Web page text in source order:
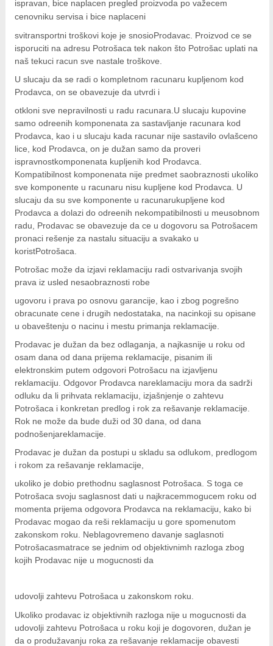
ispravan, bice naplacen pregled proizvoda po važecem
cenovniku servisa i bice naplaceni
svitransportni troškovi koje je snosioProdavac. Proizvod ce se
isporuciti na adresu Potrošaca tek nakon što Potrošac uplati na
naš tekuci racun sve nastale troškove.
U slucaju da se radi o kompletnom racunaru kupljenom kod
Prodavca, on se obavezuje da utvrdi i
otkloni sve nepravilnosti u radu racunara.U slucaju kupovine
samo odreenih komponenata za sastavljanje racunara kod
Prodavca, kao i u slucaju kada racunar nije sastavilo ovlašceno
lice, kod Prodavca, on je dužan samo da proveri
ispravnostkomponenata kupljenih kod Prodavca.
Kompatibilnost komponenata nije predmet saobraznosti ukoliko
sve komponente u racunaru nisu kupljene kod Prodavca. U
slucaju da su sve komponente u racunarukupljene kod
Prodavca a dolazi do odreenih nekompatibilnosti u meusobnom
radu, Prodavac se obavezuje da ce u dogovoru sa Potrošacem
pronaci rešenje za nastalu situaciju a svakako u
koristPotrošaca.
Potrošac može da izjavi reklamaciju radi ostvarivanja svojih
prava iz usled nesaobraznosti robe
ugovoru i prava po osnovu garancije, kao i zbog pogrešno
obracunate cene i drugih nedostataka, na nacinkoji su opisane
u obaveštenju o nacinu i mestu primanja reklamacije.
Prodavac je dužan da bez odlaganja, a najkasnije u roku od
osam dana od dana prijema reklamacije, pisanim ili
elektronskim putem odgovori Potrošacu na izjavljenu
reklamaciju. Odgovor Prodavca nareklamaciju mora da sadrži
odluku da li prihvata reklamaciju, izjašnjenje o zahtevu
Potrošaca i konkretan predlog i rok za rešavanje reklamacije.
Rok ne može da bude duži od 30 dana, od dana
podnošenjareklamacije.
Prodavac je dužan da postupi u skladu sa odlukom, predlogom
i rokom za rešavanje reklamacije,
ukoliko je dobio prethodnu saglasnost Potrošaca. S toga ce
Potrošaca svoju saglasnost dati u najkracemmogucem roku od
momenta prijema odgovora Prodavca na reklamaciju, kako bi
Prodavac mogao da reši reklamaciju u gore spomenutom
zakonskom roku. Neblagovremeno davanje saglasnoti
Potrošacasmatrace se jednim od objektivnimh razloga zbog
kojih Prodavac nije u mogucnosti da
udovolji zahtevu Potrošaca u zakonskom roku.
Ukoliko prodavac iz objektivnih razloga nije u mogucnosti da
udovolji zahtevu Potrošaca u roku koji je dogovoren, dužan je
da o produžavanju roka za rešavanje reklamacije obavesti